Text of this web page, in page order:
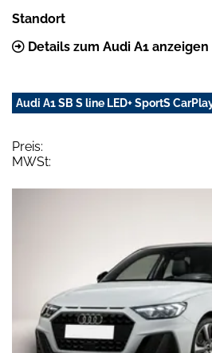
Standort
Details zum Audi A1 anzeigen
Audi A1 SB S line LED+ SportS
Preis:
MWSt: